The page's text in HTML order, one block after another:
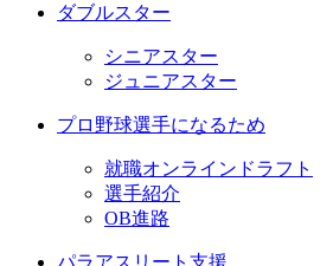
ダブルスター
シニアスター
ジュニアスター
プロ野球選手になるため
就職オンラインドラフト
選手紹介
OB進路
パラアスリート支援